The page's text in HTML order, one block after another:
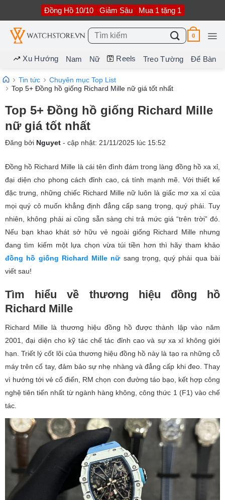
nội
dung
Đồng Hồ 10/10 Giảm Sâu Mua 1 tặng 1
Tìm
kiếm:
0
Xu Hướng Nam Nữ Reels Treo Tường Để Bàn
Tin tức
Chuyên mục Top List
Top 5+ Đồng hồ giống Richard Mille nữ giá tốt nhất
Top 5+ Đồng hồ giống Richard Mille
nữ giá tốt nhất
Đăng bởi Nguyet - cập nhật: 21/11/2025 lúc 15:52
Đồng hồ Richard Mille là cái tên đình đám trong làng đồng hồ xa xỉ,
đại diện cho phong cách đỉnh cao, cá tính mạnh mẽ. Với thiết kế
đặc trưng, những chiếc Richard Mille nữ luôn là giấc mơ xa xỉ của
mọi quý cô muốn khẳng định đẳng cấp sang trọng, quý phái. Tuy
nhiên, không phải ai cũng sẵn sàng chi trả mức giá “trên trời” đó.
Nếu bạn khao khát sở hữu vẻ ngoài giống Richard Mille nhưng
đang tìm kiếm một lựa chọn vừa túi tiền hơn thì hãy tham khảo
đồng hồ giống Richard Mille nữsang trọng, quý phái qua bài
viết sau!
Tìm hiểu về thương hiệu đồng hồ
Richard Mille
Richard Mille là thương hiệu đồng hồ được thành lập vào năm
2001, đại diện cho kỹ tác chế tác đỉnh cao và sự xa xỉ không giới
hạn. Triết lý cốt lõi của thương hiệu đồng hồ này là tạo ra những cỗ
máy trên cổ tay, đảm bảo sự nhẹ nhàng và đẳng cấp khi đeo. Thay
vì hướng tới vẻ cổ điển, RM chọn con đường táo bạo, kết hợp công
nghệ tiên tiến nhất từ ngành hàng không, công thức 1 (F1) vào chế
tác.